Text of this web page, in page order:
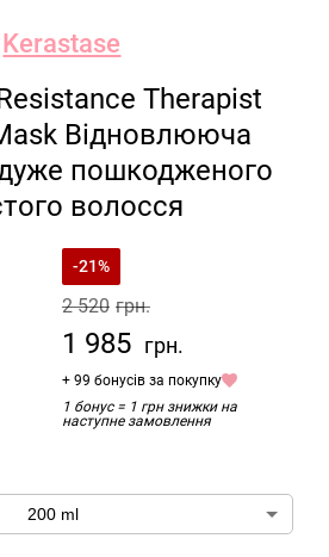
Kerastase
Therapist
Відновлююча
пошкодженого
волосся
-21%
2 520 грн.
1 985 грн.
+ 99 бонусів за покупку
1 бонус = 1 грн знижки на
наступне замовлення